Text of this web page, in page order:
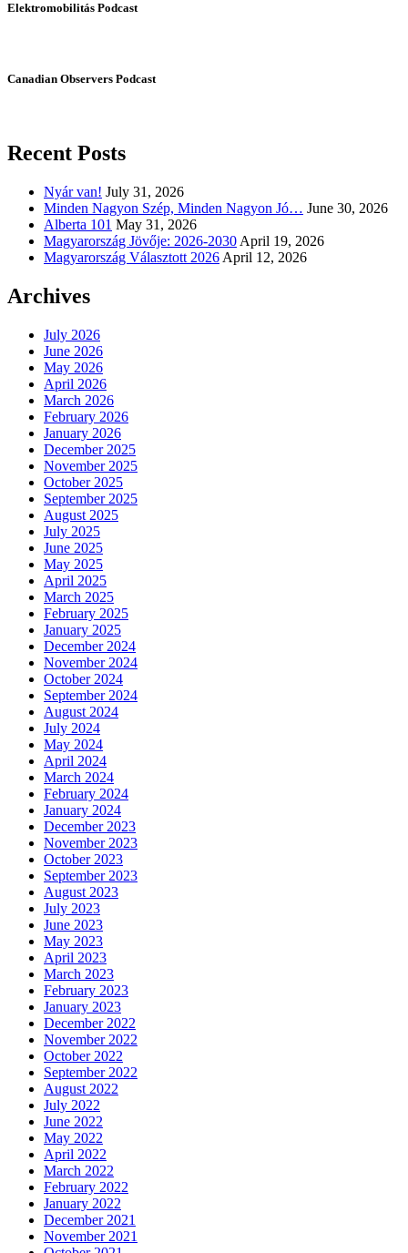
Elektromobilitás Podcast
Canadian Observers Podcast
Recent Posts
Nyár van! July 31, 2026
Minden Nagyon Szép, Minden Nagyon Jó… June 30, 2026
Alberta 101 May 31, 2026
Magyarország Jövője: 2026-2030 April 19, 2026
Magyarország Választott 2026 April 12, 2026
Archives
July 2026
June 2026
May 2026
April 2026
March 2026
February 2026
January 2026
December 2025
November 2025
October 2025
September 2025
August 2025
July 2025
June 2025
May 2025
April 2025
March 2025
February 2025
January 2025
December 2024
November 2024
October 2024
September 2024
August 2024
July 2024
May 2024
April 2024
March 2024
February 2024
January 2024
December 2023
November 2023
October 2023
September 2023
August 2023
July 2023
June 2023
May 2023
April 2023
March 2023
February 2023
January 2023
December 2022
November 2022
October 2022
September 2022
August 2022
July 2022
June 2022
May 2022
April 2022
March 2022
February 2022
January 2022
December 2021
November 2021